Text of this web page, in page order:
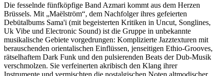
Die fesselnde fünfköpfige Band Azmari kommt aus dem Herzen
Brüssels. Mit „Maëlström“, dem Nachfolger ihres gefeierten
Debütalbums Sama'i (mit begeisterten Kritiken in Uncut, Songlines,
Uk Vibe und Electronic Sound) ist die Gruppe in unbekannte
musikalische Gebiete vorgedrungen: Komplizierte Jazztexturen mit
berauschenden orientalischen Einflüssen, jenseitigen Ethio-Grooves,
rätselhaftem Dark Funk und den pulsierenden Beats der Dub-Musik
verschmolzen. Sie verfeinerten akribisch den Klang ihrer
Instrumente und vermischten die nostalgischen Noten altmodischer